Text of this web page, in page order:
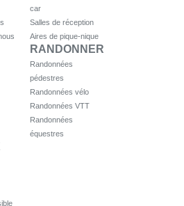
car
Salles de réception
Aires de pique-nique
RANDONNER
Randonnées
pédestres
Randonnées vélo
Randonnées VTT
Randonnées
équestres